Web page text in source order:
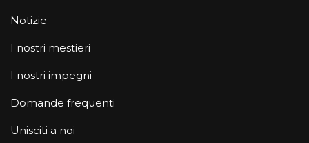
Notizie
I nostri mestieri
I nostri impegni
Domande frequenti
Unisciti a noi